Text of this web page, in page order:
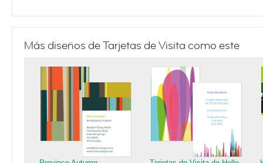
Más diseños de Tarjetas de Visita como este